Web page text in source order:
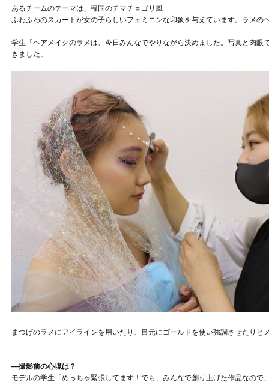
あるチームのテーマは、韓国のチマチョゴリ風
ふわふわのスカートが女の子らしいフェミニンな印象を与えています。ラメの
学生「ヘアメイクのラメは、今日みんなでやりながら決めました。写真と肉
きました」
まつげのラメにアイラインを用いたり、目元にゴールドを使い強調させたりと
―撮影前の心境は？
モデルの学生「めっちゃ緊張してます！でも、みんなで創り上げた作品なの